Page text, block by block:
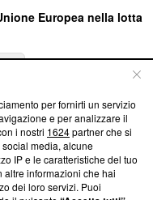
Europea nella lotta
su Blasting
come ci impegniamo a
la nostra aderenza a
News non è
richiesto di farne
per fornirti un servizio
e per analizzare il
i nostri 1624partner che si
media, alcune
IP e le caratteristiche del tuo
informazioni che hai
dei loro servizi. Puoi